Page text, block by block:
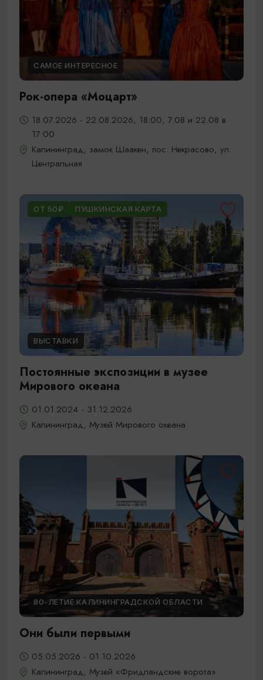
САМОЕ ИНТЕРЕСНОЕ
Рок-опера «Моцарт»
18.07.2026 - 22.08.2026, 18:00, 7.08 и 22.08 в
17:00
Калининград, замок Шаакен, пос. Некрасово, ул.
Центральная
ОТ 50₽ ПУШКИНСКАЯ КАРТА
ВЫСТАВКИ
Постоянные экспозиции в музее
Мирового океана
01.01.2024 - 31.12.2026
Калининград, Музей Мирового океана
80-ЛЕТИЕ КАЛИНИНГРАДСКОЙ ОБЛАСТИ
Они были первыми
05.05.2026 - 01.10.2026
Калининград, Музей «Фридландские ворота»